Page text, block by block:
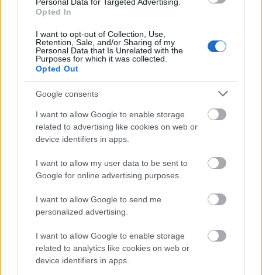
Opted In
I want to opt-out of Collection, Use,
Retention, Sale, and/or Sharing of my
Personal Data that Is Unrelated with the
Purposes for which it was collected.
Opted Out
Google consents
I want to allow Google to enable storage
related to advertising like cookies on web or
device identifiers in apps.
I want to allow my user data to be sent to
Google for online advertising purposes.
I want to allow Google to send me
personalized advertising.
I want to allow Google to enable storage
related to analytics like cookies on web or
device identifiers in apps.
kate middleton, vilmos, vilmos herceg, trónörökös, györgy
herceg, charlotte, hercegné, hercegnő, síelés, alpok